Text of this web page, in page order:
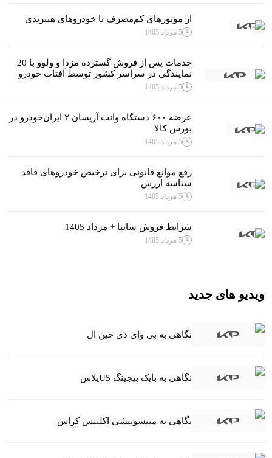
از موتورهای کم‌مصرف تا خودروهای هیبریدی
5 مرداد 1405
خدمات پس از فروش گسترده مزدا و ولوو با 20
نمایندگی در سراسر کشور توسط آفتاب خودرو
5 مرداد 1405
عرضه ۶۰۰ دستگاه وانت آریسان ۲ ایران‌خودرو در
بورس کالا
5 مرداد 1405
رفع موانع قانونی برای ترخیص خودروهای فاقد
شناسه ارزش
5 مرداد 1405
شرایط فروش سایپا + مرداد 1405
5 مرداد 1405
ویدیو های جدید
نگاهی به بی وای دی چین ال
نگاهی به بایک بیجینگ U5پلاس
نگاهی به میتسوبیشی اکلیپس کراس